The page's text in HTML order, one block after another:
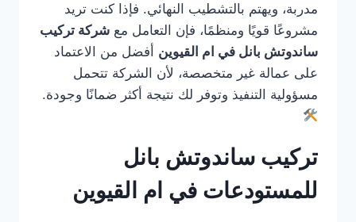
مدربة، ويهتم بالتشطيب النهائي. فإذا كنت تريد
مشروعًا قويًا ومنظمًا، فإن التعامل مع شركة تركيب
ساندوتش بانل في ام القيوين أفضل من الاعتماد
على عمالة غير متخصصة، لأن الشركة تتحمل
مسؤولية التنفيذ وتوفر لك نتيجة أكثر ضمانًا وجودة.
تركيب ساندوتش بانل
للمستودعات في ام القيوين